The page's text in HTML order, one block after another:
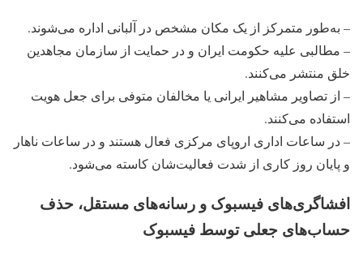
– به‌طور متمرکز از یک مکان مشخص در آلبانی اداره می‌شوند.
– مطالبی علیه حکومت ایران و در حمایت از سازمان مجاهدین
خلق منتشر می‌کنند.
– از تصاویر مشاهیر ایرانی یا مخالفان متوفی برای جعل هویت
استفاده می‌کنند.
– در ساعات اداری اروپای مرکزی فعال هستند و در ساعات ناهار
و پایان روز کاری از شدت فعالیت‌شان کاسته می‌شود.
افشاگری‌های فیسبوک و رسانه‌های مستقل، حذف
حساب‌های جعلی توسط فیسبوک